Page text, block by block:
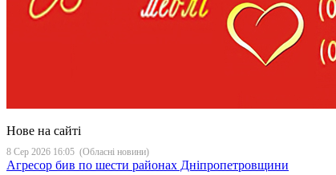
Нове на сайті
8 Сер 2026 16:05 (Обласні новини)
Агресор бив по шести районах Дніпропетровщини